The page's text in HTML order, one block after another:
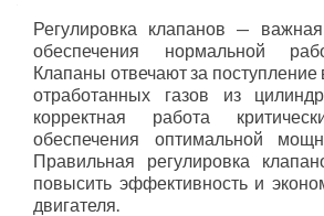
Регулировка клапанов —
обеспечения нормальной
Клапаны отвечают за поступление
отработанных газов из
корректная работа
обеспечения оптимальной
Правильная регулировка
повысить эффективность и
двигателя.